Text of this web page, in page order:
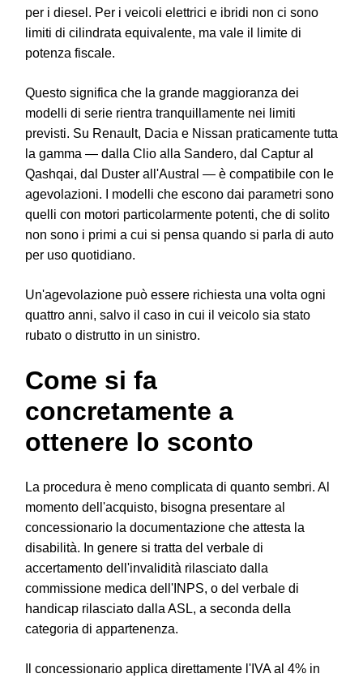
per i diesel. Per i veicoli elettrici e ibridi non ci sono
limiti di cilindrata equivalente, ma vale il limite di
potenza fiscale.
Questo significa che la grande maggioranza dei
modelli di serie rientra tranquillamente nei limiti
previsti. Su Renault, Dacia e Nissan praticamente tutta
la gamma — dalla Clio alla Sandero, dal Captur al
Qashqai, dal Duster all'Austral — è compatibile con le
agevolazioni. I modelli che escono dai parametri sono
quelli con motori particolarmente potenti, che di solito
non sono i primi a cui si pensa quando si parla di auto
per uso quotidiano.
Un'agevolazione può essere richiesta una volta ogni
quattro anni, salvo il caso in cui il veicolo sia stato
rubato o distrutto in un sinistro.
Come si fa
concretamente a
ottenere lo sconto
La procedura è meno complicata di quanto sembri. Al
momento dell'acquisto, bisogna presentare al
concessionario la documentazione che attesta la
disabilità. In genere si tratta del verbale di
accertamento dell'invalidità rilasciato dalla
commissione medica dell'INPS, o del verbale di
handicap rilasciato dalla ASL, a seconda della
categoria di appartenenza.
Il concessionario applica direttamente l'IVA al 4% in